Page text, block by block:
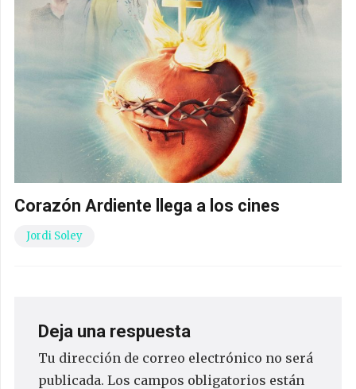
Corazón Ardiente llega a los cines
Jordi Soley
Deja una respuesta
Tu dirección de correo electrónico no será
publicada. Los campos obligatorios están